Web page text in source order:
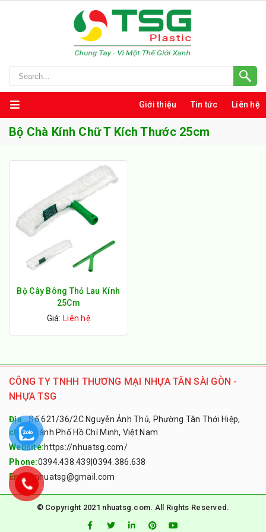
Giới thiệu Tin tức Liên hệ
Bộ Chà Kính Chữ T Kích Thước 25cm
Bộ Cây Bông Thỏ Lau Kính
25Cm
Giá: Liên hệ
CÔNG TY TNHH THƯƠNG MẠI NHỰA TÂN SÀI GÒN -
NHỰA TSG
Địa
chỉ:
Số 621/36/2C Nguyễn Ảnh Thủ, Phường Tân Thới Hiệp,
Thành Phố Hồ Chí Minh, Việt Nam
Website:https://nhuatsg.com/
Phone:0394.438.439 |0394.386.638
Email:nhuatsg@gmail.com
© Copyright 2021 nhuatsg.com. All Rights Reserved.